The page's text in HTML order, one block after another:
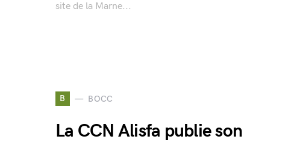
site de la Marne...
B BOCC
La CCN Alisfa publie son